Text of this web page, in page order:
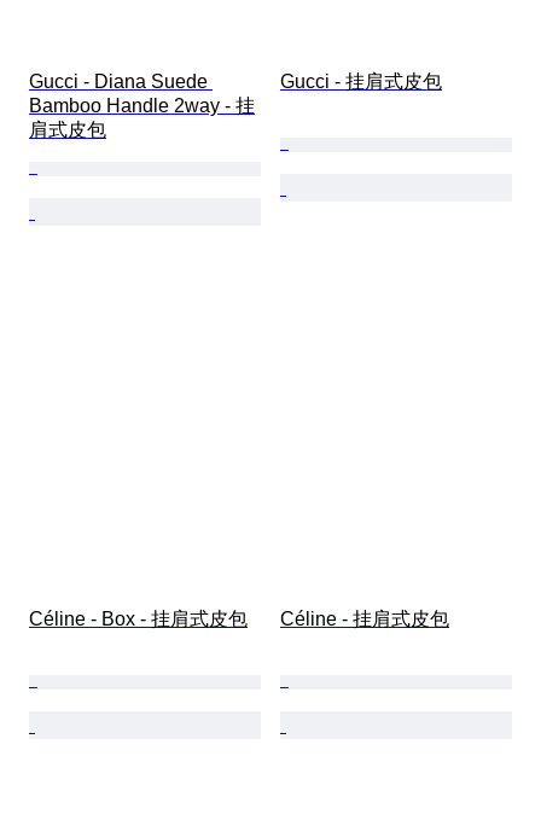
Gucci - Diana Suede
Bamboo Handle 2way - 挂
肩式皮包
Gucci - 挂肩式皮包
Céline - Box - 挂肩式皮包 Céline - 挂肩式皮包